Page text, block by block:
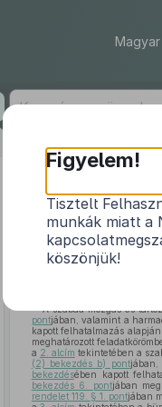
az
A szabad mozgás és
pontjában, valamint a
kapott felhatalmazás
meghatározott
a 2. alcím tekintetében a
(2) bekezdés b) pontjában,
bekezdésében kapott
bekezdés 6. pontjában
rendelet 119. § 1. pontjában
Figyelem!
Tisztelt
munkák miatt a
köszönjük!